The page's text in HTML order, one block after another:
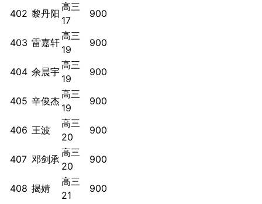
402 黎丹阳
高三
17
900
403 雷嘉轩
高三
19
900
404 余晨宇
高三
19
900
405 辛俊杰
高三
19
900
406 王波
高三
20
900
407 邓剑承
高三
20
900
408 揭婧
高三
21
900